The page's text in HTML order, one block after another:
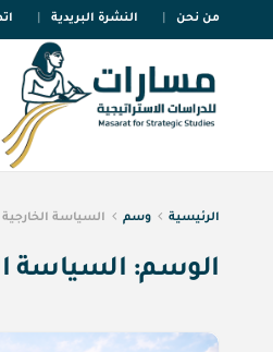
من نحن النشرة البريدية
الرئيسية وسم السياسة
الوسم: السياسة